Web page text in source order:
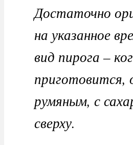
Достаточно
на указанное
вид пирога –
приготовится,
румяным, с
сверху.